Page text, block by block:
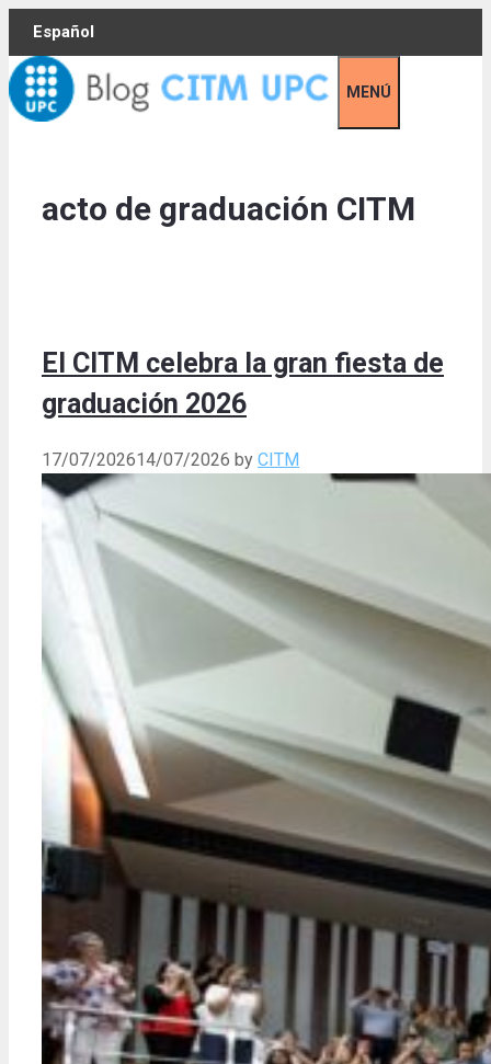
Skip
content
Español
MENÚ
acto de graduación CITM
El CITM celebra la gran fiesta de
graduación 2026
17/07/202614/07/2026 by CITM